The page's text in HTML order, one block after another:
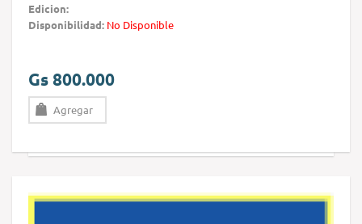
Edicion:
Disponibilidad: No Disponible
Gs 800.000
Agregar